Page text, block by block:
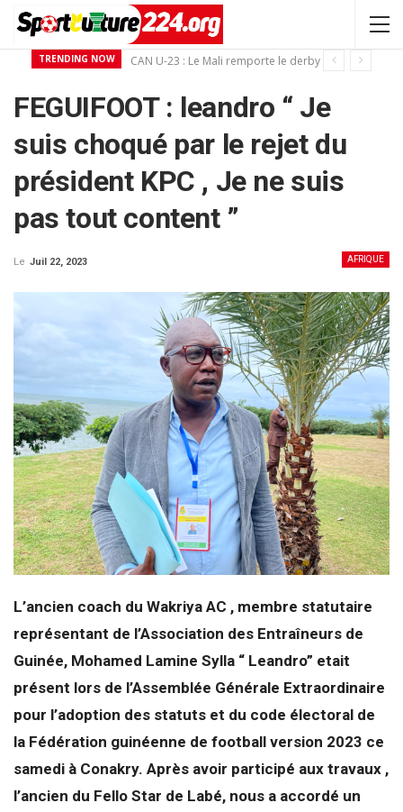
TRENDING NOW CAN U-23 : Le Mali remporte le derby ouest-Africain devant la Guinée
FEGUIFOOT : leandro “ Je
suis choqué par le rejet du
président KPC , Je ne suis
pas tout content ”
AFRIQUE
Le Juil 22, 2023
L’ancien coach du Wakriya AC , membre statutaire
représentant de l’Association des Entraîneurs de
Guinée, Mohamed Lamine Sylla “ Leandro” etait
présent lors de l’Assemblée Générale Extraordinaire
pour l’adoption des statuts et du code électoral de
la Fédération guinéenne de football version 2023 ce
samedi à Conakry. Après avoir participé aux travaux ,
l’ancien du Fello Star de Labé, nous a accordé un